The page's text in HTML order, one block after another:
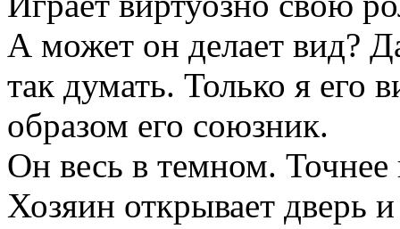
А может он делает вид?
так думать. Только я его
образом его союзник.
Он весь в темном.
Хозяин открывает дверь